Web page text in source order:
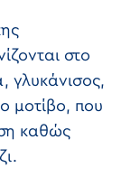
στο
γλυκάνισος,
μοτίβο, που
καθώς